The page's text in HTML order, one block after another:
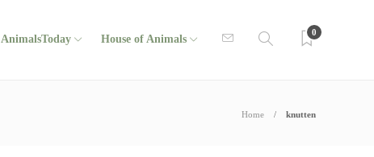
AnimalsToday House of Animals
0
Home knutten